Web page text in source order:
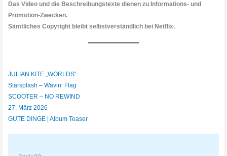
Das Video und die Beschreibungstexte dienen zu Informations- und
Promotion-Zwecken.
Sämtliches Copyright bleibt selbstverständlich bei Netflix.
JULIAN KITE „WORLDS“
Starsplash – Wavin‘ Flag
SCOOTER – NO REWIND
27. März 2026
GUTE DINGE | Album Teaser